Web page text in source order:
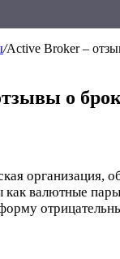
/Active Broker –
о
организация,
как валютные